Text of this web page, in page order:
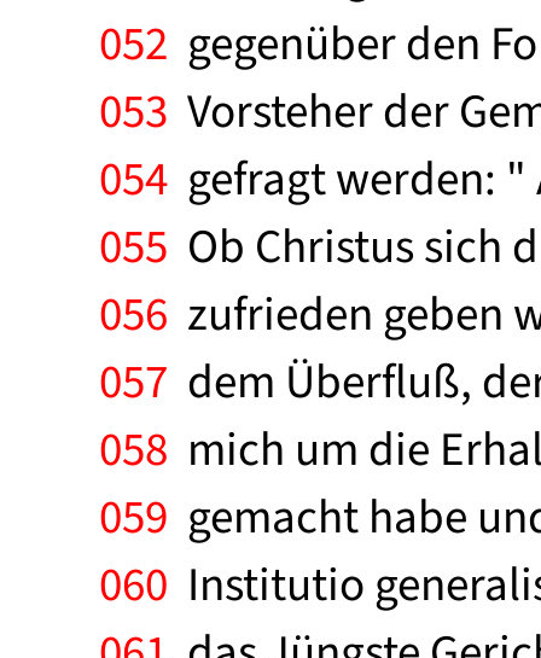
052 gegenüber den
053 Vorsteher der
054 gefragt werden: "
055 Ob Christus sich
056 zufrieden geben
057 dem Überfluß,
058 mich um die
059 gemacht habe
060 Institutio